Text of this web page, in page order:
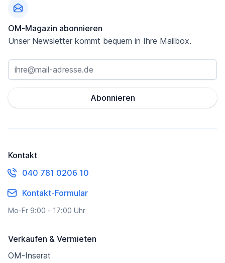
OM-Magazin abonnieren
Unser Newsletter kommt bequem in Ihre Mailbox.
Abonnieren
Kontakt
040 781 0206 10
Kontakt-Formular
Mo-Fr 9:00 - 17:00 Uhr
Verkaufen & Vermieten
OM-Inserat